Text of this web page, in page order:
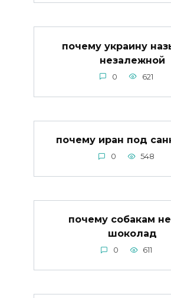
почему украину
незалежной
0 621
почему иран под
0 548
почему собакам
шоколад
0 611